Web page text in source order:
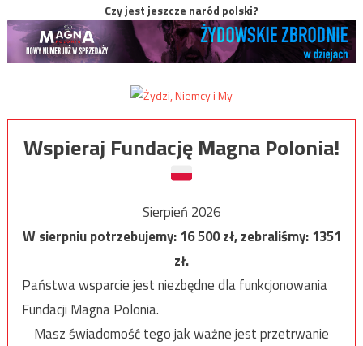
Czy jest jeszcze naród polski?
Wspieraj Fundację Magna Polonia!
Sierpień 2026
W sierpniu potrzebujemy:16 500zł, zebraliśmy:1351
zł.
Państwa wsparcie jest niezbędne dla funkcjonowania
Fundacji Magna Polonia.
Masz świadomość tego jak ważne jest przetrwanie